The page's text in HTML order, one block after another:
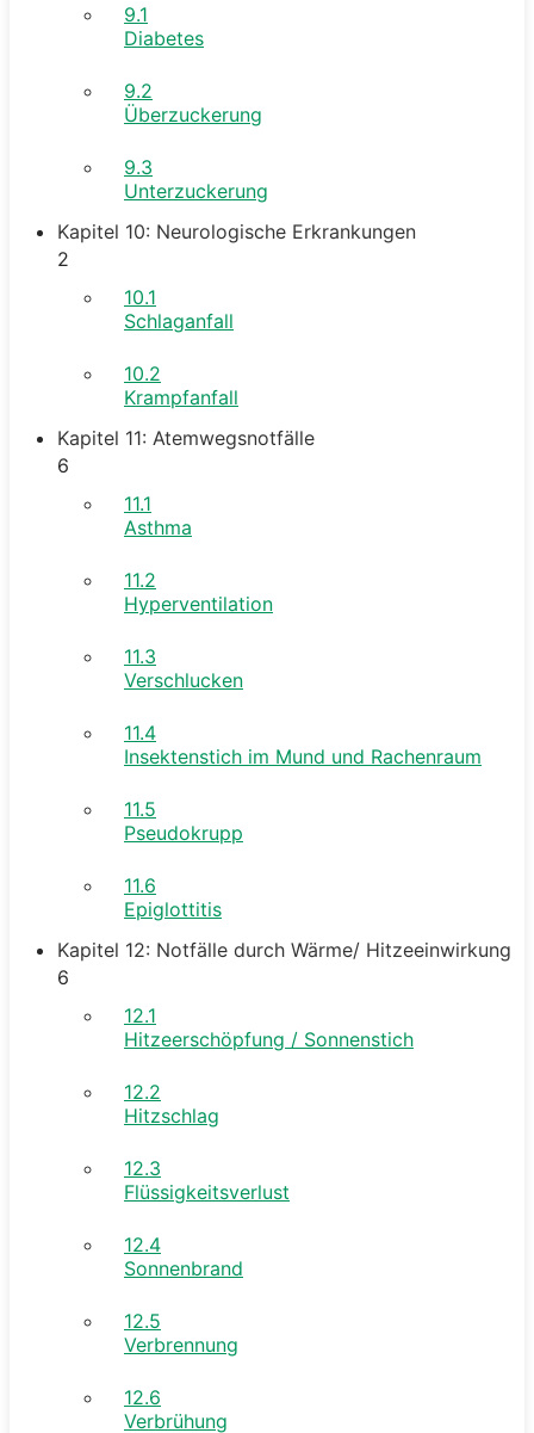
9.1
Diabetes
9.2
Überzuckerung
9.3
Unterzuckerung
Kapitel 10: Neurologische Erkrankungen
2
10.1
Schlaganfall
10.2
Krampfanfall
Kapitel 11: Atemwegsnotfälle
6
11.1
Asthma
11.2
Hyperventilation
11.3
Verschlucken
11.4
Insektenstich im Mund und Rachenraum
11.5
Pseudokrupp
11.6
Epiglottitis
Kapitel 12: Notfälle durch Wärme/ Hitzeeinwirkung
6
12.1
Hitzeerschöpfung / Sonnenstich
12.2
Hitzschlag
12.3
Flüssigkeitsverlust
12.4
Sonnenbrand
12.5
Verbrennung
12.6
Verbrühung